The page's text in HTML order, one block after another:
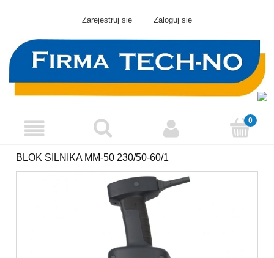
Zarejestruj się Zaloguj się
BLOK SILNIKA MM-50 230/50-60/1